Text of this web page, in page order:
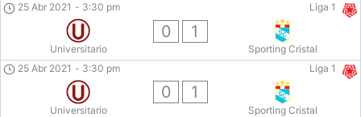
Liga 1
25 Abr 2021 - 3:30 pm
Universitario
0 1
Sporting Cristal
Liga 1
25 Abr 2021 - 3:30 pm
Universitario
0 1
Sporting Cristal